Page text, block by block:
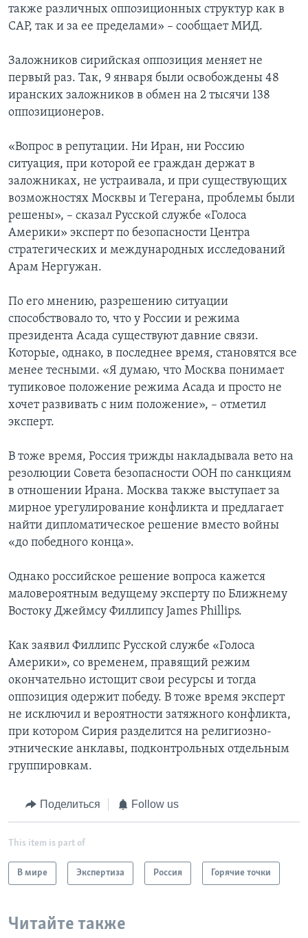
также различных оппозиционных структур как в
САР, так и за ее пределами» – сообщает МИД.
Заложников сирийская оппозиция меняет не
первый раз. Так, 9 января были освобождены 48
иранских заложников в обмен на 2 тысячи 138
оппозиционеров.
«Вопрос в репутации. Ни Иран, ни Россию
ситуация, при которой ее граждан держат в
заложниках, не устраивала, и при существующих
возможностях Москвы и Тегерана, проблемы были
решены», – сказал Русской службе «Голоса
Америки» эксперт по безопасности Центра
стратегических и международных исследований
Арам Нергужан.
По его мнению, разрешению ситуации
способствовало то, что у России и режима
президента Асада существуют давние связи.
Которые, однако, в последнее время, становятся все
менее тесными. «Я думаю, что Москва понимает
тупиковое положение режима Асада и просто не
хочет развивать с ним положение», – отметил
эксперт.
В тоже время, Россия трижды накладывала вето на
резолюции Совета безопасности ООН по санкциям
в отношении Ирана. Москва также выступает за
мирное урегулирование конфликта и предлагает
найти дипломатическое решение вместо войны
«до победного конца».
Однако российское решение вопроса кажется
маловероятным ведущему эксперту по Ближнему
Востоку Джеймсу Филлипсу James Phillips.
Как заявил Филлипс Русской службе «Голоса
Америки», со временем, правящий режим
окончательно истощит свои ресурсы и тогда
оппозиция одержит победу. В тоже время эксперт
не исключил и вероятности затяжного конфликта,
при котором Сирия разделится на религиозно-
этнические анклавы, подконтрольных отдельным
группировкам.
Поделиться Follow us
This item is part of
В мире Экспертиза Россия Горячие точки
Читайте также